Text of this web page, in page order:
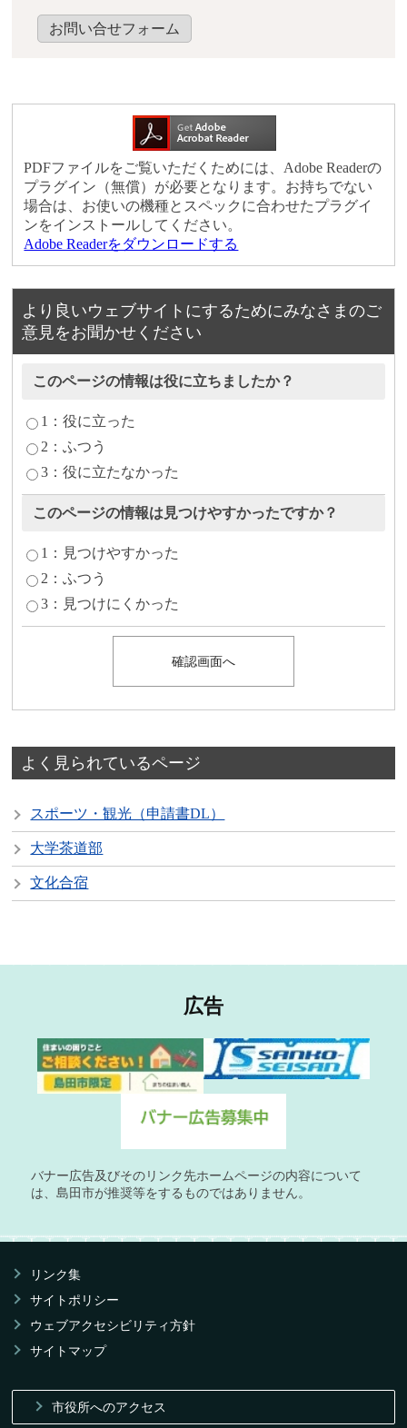
お問い合せフォーム
PDFファイルをご覧いただくためには、Adobe Readerの
プラグイン（無償）が必要となります。お持ちでない
場合は、お使いの機種とスペックに合わせたプラグイ
ンをインストールしてください。
Adobe Readerをダウンロードする
より良いウェブサイトにするためにみなさまのご
意見をお聞かせください
このページの情報は役に立ちましたか？
1：役に立った
2：ふつう
3：役に立たなかった
このページの情報は見つけやすかったですか？
1：見つけやすかった
2：ふつう
3：見つけにくかった
よく見られているページ
スポーツ・観光（申請書DL）
大学茶道部
文化合宿
広告
バナー広告及びそのリンク先ホームページの内容について
は、島田市が推奨等をするものではありません。
リンク集
サイトポリシー
ウェブアクセシビリティ方針
サイトマップ
市役所へのアクセス